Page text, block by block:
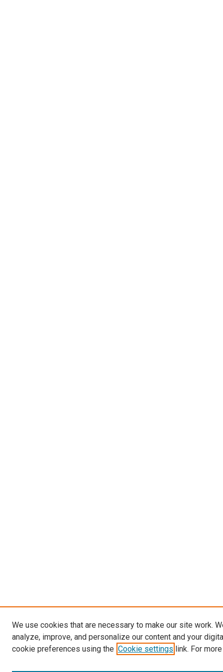
We use cookies that are necessary to make our site work.
analyze, improve, and personalize our content and your
cookie preferences using the Cookie settings link. For